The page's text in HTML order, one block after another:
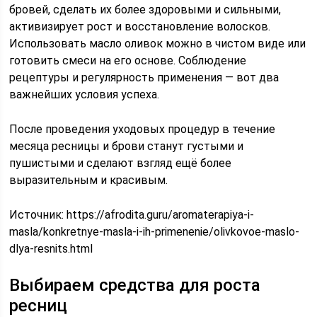
бровей, сделать их более здоровыми и сильными,
активизирует рост и восстановление волосков.
Использовать масло оливок можно в чистом виде или
готовить смеси на его основе. Соблюдение
рецептуры и регулярность применения — вот два
важнейших условия успеха.
После проведения уходовых процедур в течение
месяца ресницы и брови станут густыми и
пушистыми и сделают взгляд ещё более
выразительным и красивым.
Источник:https://afrodita.guru/aromaterapiya-i-
masla/konkretnye-masla-i-ih-primenenie/olivkovoe-maslo-
dlya-resnits.html
Выбираем средства для роста
ресниц